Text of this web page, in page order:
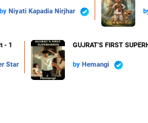
by Niyati Kapadia Nirjhar
- 1
Star
GUJRAT'S FIRST
by Hemangi